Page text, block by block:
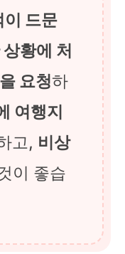
이 드문
황에 처
요청하
여행지
고, 비상
이 좋습